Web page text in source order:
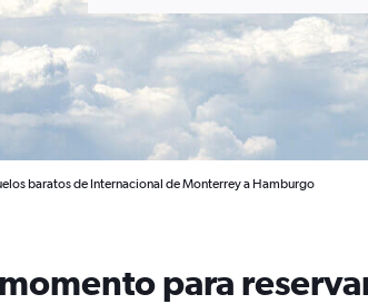
baratos de Internacional de Monterrey a Hamburgo
para